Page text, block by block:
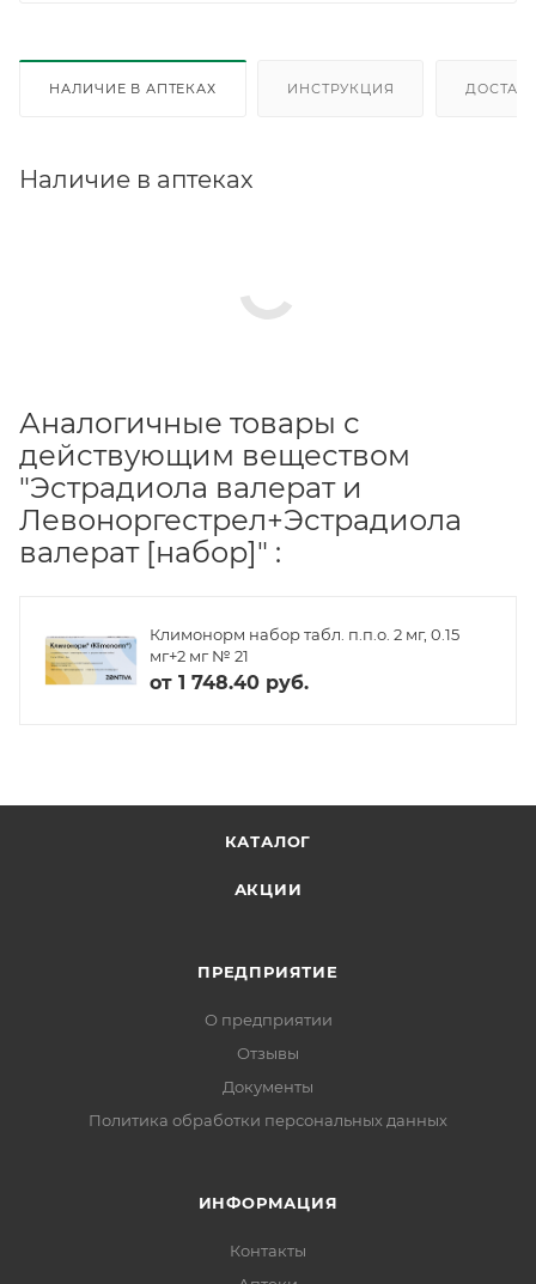
НАЛИЧИЕ В АПТЕКАХ ИНСТРУКЦИЯ
Наличие в аптеках
Аналогичные товары с
действующим веществом
"Эстрадиола валерат и
Левоноргестрел+Эстрадиола
валерат [набор]" :
Климонорм набор табл. п.п.о. 2 мг, 0.15
мг+2 мг № 21
от 1 748.40 руб.
КАТАЛОГ
АКЦИИ
ПРЕДПРИЯТИЕ
О предприятии
Отзывы
Документы
Политика обработки персональных данных
ИНФОРМАЦИЯ
Контакты